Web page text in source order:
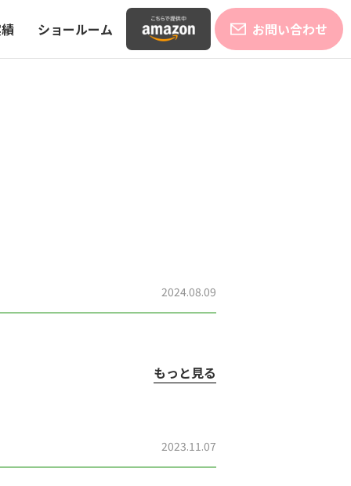
ショールーム お問い合わせ
2024.08.09
もっと見る
2023.11.07